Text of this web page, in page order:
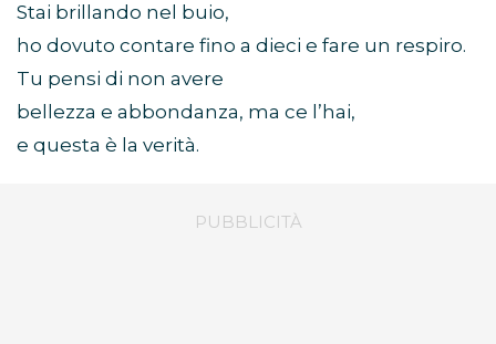
Stai brillando nel buio,
ho dovuto contare fino a dieci e fare un respiro.
Tu pensi di non avere
bellezza e abbondanza, ma ce l’hai,
e questa è la verità.